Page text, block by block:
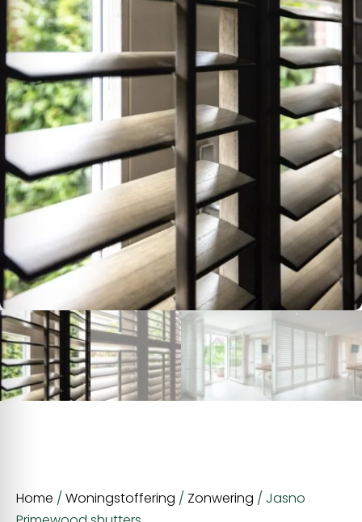
Home /Woningstoffering / Zonwering / Jasno